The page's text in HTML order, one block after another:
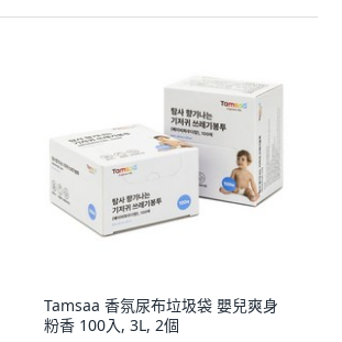
Tamsaa 香氛尿布垃圾袋 嬰兒爽身
粉香 100入, 3L, 2個